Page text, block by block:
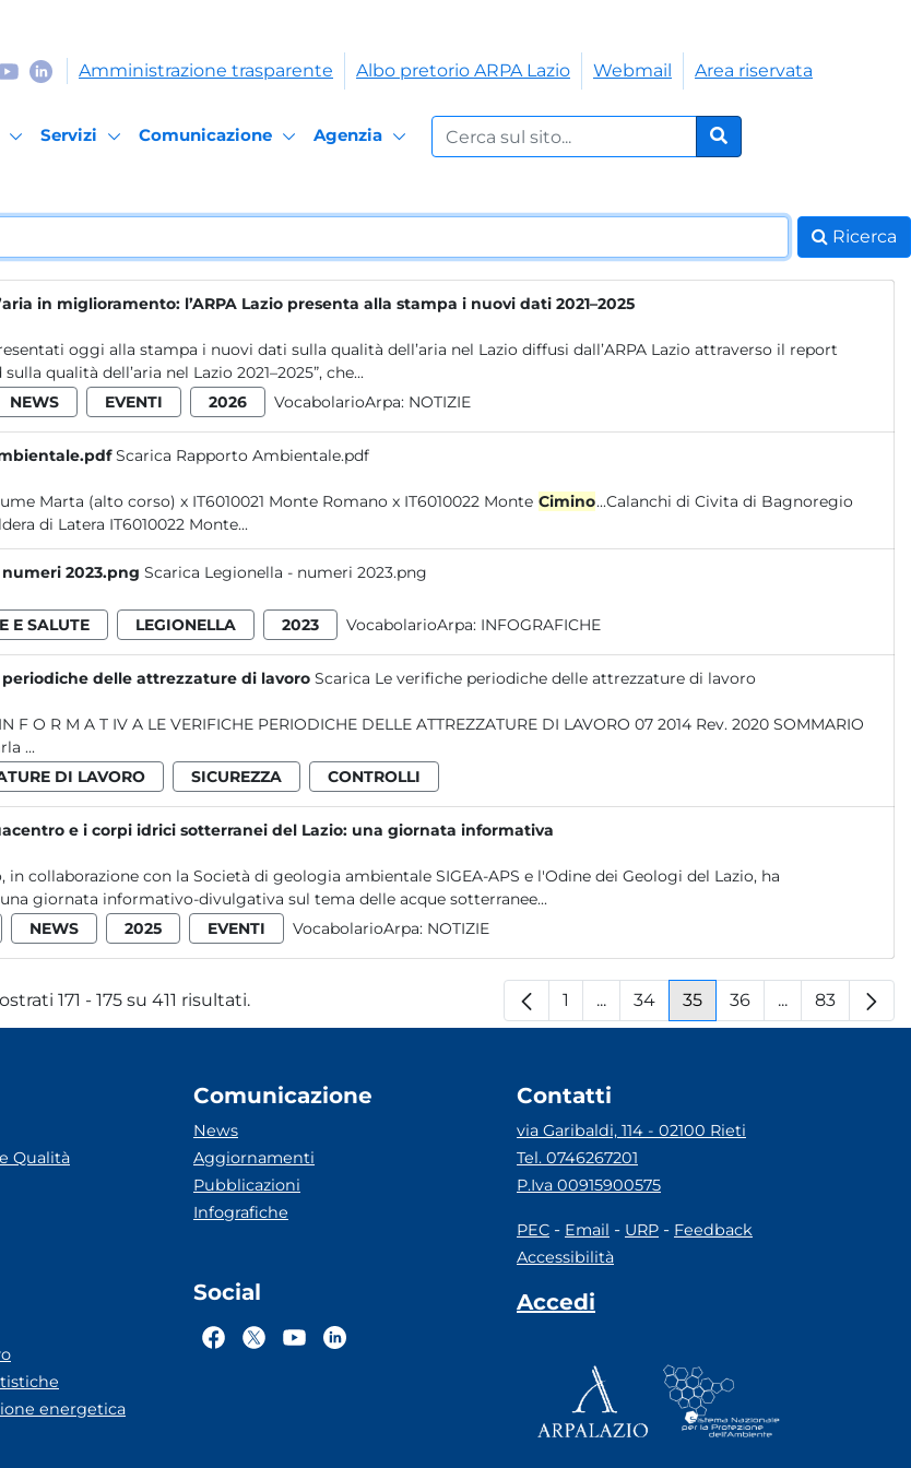
Amministrazione trasparente Albo pretorio ARPA Lazio Webmail Area riservata
Servizi Comunicazione Agenzia
Cerca nel sito:
Cerca
Ricerca
in miglioramento: l’ARPA Lazio presenta alla stampa i nuovi dati 2021–2025
oggi alla stampa i nuovi dati sulla qualità dell’aria nel Lazio diffusi dall’ARPA Lazio attraverso il report
qualità dell’aria nel Lazio 2021–2025”, che...
NEWS EVENTI 2026 VocabolarioArpa: NOTIZIE
Scarica Rapporto Ambientale.pdf
IT6010020 Fiume Marta (alto corso) x IT6010021 Monte Romano x IT6010022 Monte Cimino...Calanchi di Civita di Bagnoregio
IT6010011 Caldera di Latera IT6010022 Monte...
2023.png Scarica Legionella - numeri 2023.png
E SALUTE
LEGIONELLA 2023 VocabolarioArpa: INFOGRAFICHE
delle attrezzature di lavoro Scarica Le verifiche periodiche delle attrezzature di lavoro
Di cosa si parla ...
DI LAVORO
SICUREZZA CONTROLLI
e i corpi idrici sotterranei del Lazio: una giornata informativa
in collaborazione con la Società di geologia ambientale SIGEA-APS e l'Odine dei Geologi del Lazio, ha
giornata informativo-divulgativa sul tema delle acque sotterranee...
NEWS 2025 EVENTI VocabolarioArpa: NOTIZIE
171 - 175 su 411 risultati. Pagina
1 ...Pagine intermedie
Pagina
34 Pagina
35 Pagina
36 ...PaginePagina
83
Qualità
energetica
Comunicazione
News
Aggiornamenti
Pubblicazioni
Infografiche
Social
Contatti
via Garibaldi, 114 - 02100 Rieti
Tel. 0746267201
P.Iva 00915900575
PEC - Email - URP - Feedback
Accessibilità
Accedi